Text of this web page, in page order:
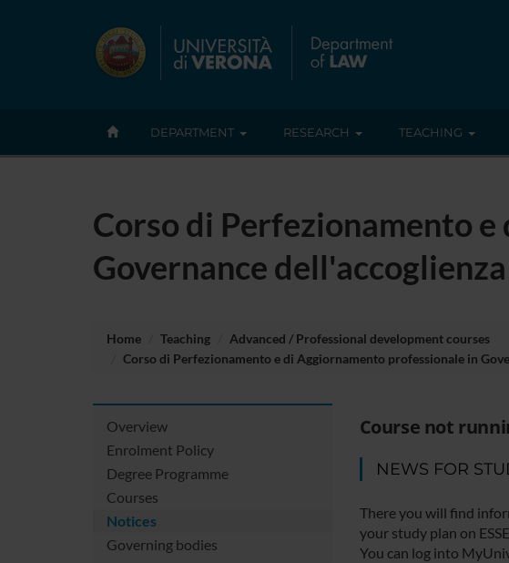
DEPARTMENT RESEARCH TEACHING
Corso di Perfezionamento
Governance
Home Teaching
Advanced / Professional development courses
Corso di Perfezionamento e di Aggiornamento professionale in
Overview
Enrolment Policy
Degree Programme
Courses
Notices
Governing bodies
Course not
NEWS FOR
There you will find
your study plan on
You can log into